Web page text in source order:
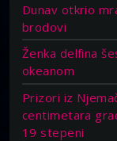
Dunav otkrio
brodovi
Ženka delfina
okeanom
Prizori iz
centimetara
19 stepeni